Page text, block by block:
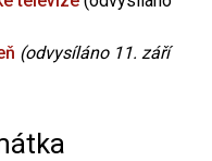
(odvysíláno 11. září